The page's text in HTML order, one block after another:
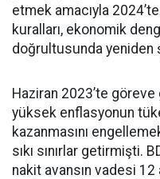
etmek amacıyla
kuralları, ekonomik
doğrultusunda yeniden
Haziran 2023’te
yüksek enflasyonun
kazanmasını
sıkı sınırlar getirmişti.
nakit avansın vadesi